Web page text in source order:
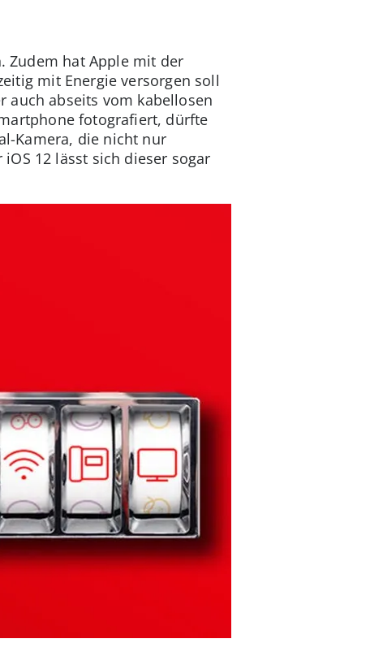
Zudem hat Apple mit der
mit Energie versorgen soll
auch abseits vom kabellosen
fotografiert, dürfte
Kamera, die nicht nur
12 lässt sich dieser sogar